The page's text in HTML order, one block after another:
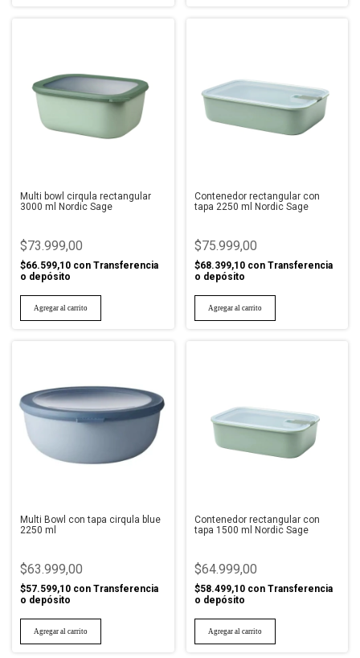
Multi bowl cirqula rectangular
3000 ml Nordic Sage
$73.999,00
$66.599,10 con Transferencia
o depósito
Contenedor rectangular con
tapa 2250 ml Nordic Sage
$75.999,00
$68.399,10 con Transferencia
o depósito
Multi Bowl con tapa cirqula blue
2250 ml
$63.999,00
$57.599,10 con Transferencia
o depósito
Contenedor rectangular con
tapa 1500 ml Nordic Sage
$64.999,00
$58.499,10 con Transferencia
o depósito